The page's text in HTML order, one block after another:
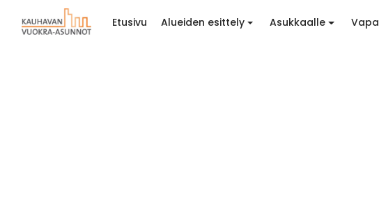
Etusivu Alueiden esittely Asukkaalle